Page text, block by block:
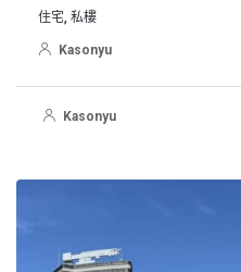
住宅, 私樓
Kasonyu
Kasonyu